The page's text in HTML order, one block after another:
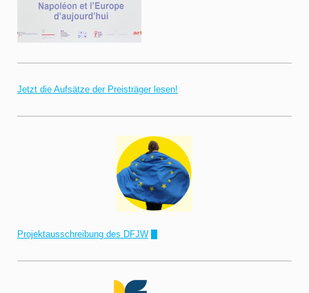
Jetzt die Aufsätze der Preisträger lesen!
Projektausschreibung des DFJW